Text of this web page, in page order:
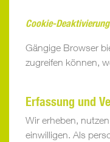
Cookie-
Gängige Browser
zugreifen können,
Erfassung und
Wir erheben,
einwilligen. Als